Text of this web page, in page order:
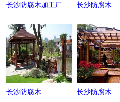
长沙防腐木加工厂 长沙防腐木
长沙防腐木 长沙防腐木